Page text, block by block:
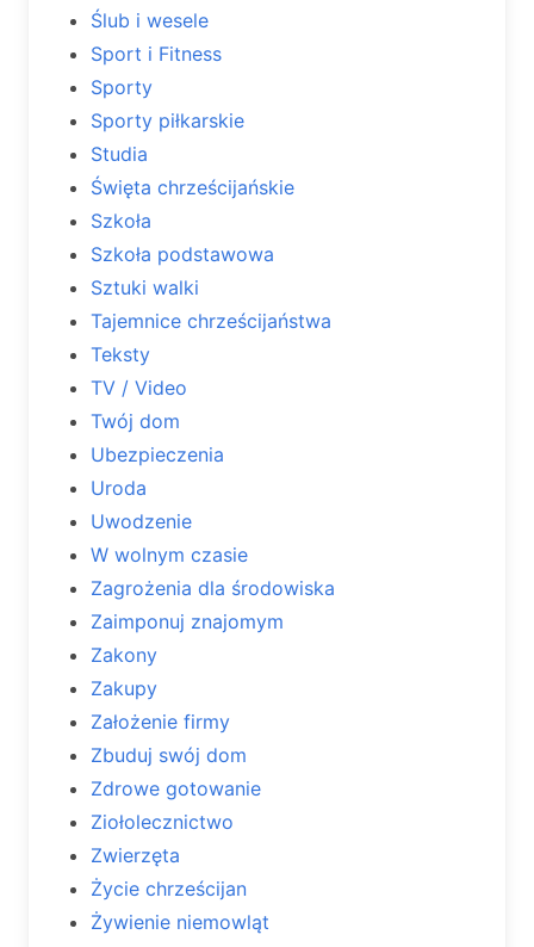
Ślub i wesele
Sport i Fitness
Sporty
Sporty piłkarskie
Studia
Święta chrześcijańskie
Szkoła
Szkoła podstawowa
Sztuki walki
Tajemnice chrześcijaństwa
Teksty
TV / Video
Twój dom
Ubezpieczenia
Uroda
Uwodzenie
W wolnym czasie
Zagrożenia dla środowiska
Zaimponuj znajomym
Zakony
Zakupy
Założenie firmy
Zbuduj swój dom
Zdrowe gotowanie
Ziołolecznictwo
Zwierzęta
Życie chrześcijan
Żywienie niemowląt